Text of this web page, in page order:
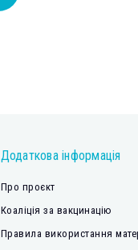
Додаткова інформація
Про проєкт
Коаліція за вакцинацію
Правила використання